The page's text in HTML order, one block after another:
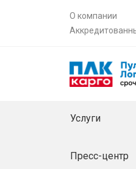
О компании
Услуги
Пресс-центр